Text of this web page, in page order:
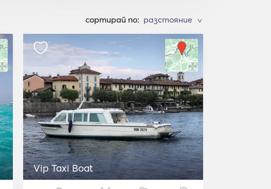
cортирай по: >
Vip Taxi Boat